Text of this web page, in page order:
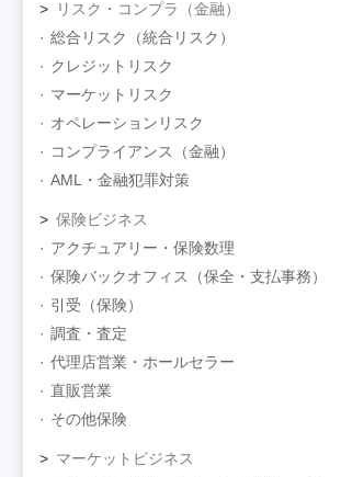
リスク・コンプラ（金融）
総合リスク（統合リスク）
クレジットリスク
マーケットリスク
オペレーションリスク
コンプライアンス（金融）
AML・金融犯罪対策
保険ビジネス
アクチュアリー・保険数理
保険バックオフィス（保全・支払事務）
引受（保険）
調査・査定
代理店営業・ホールセラー
直販営業
その他保険
マーケットビジネス